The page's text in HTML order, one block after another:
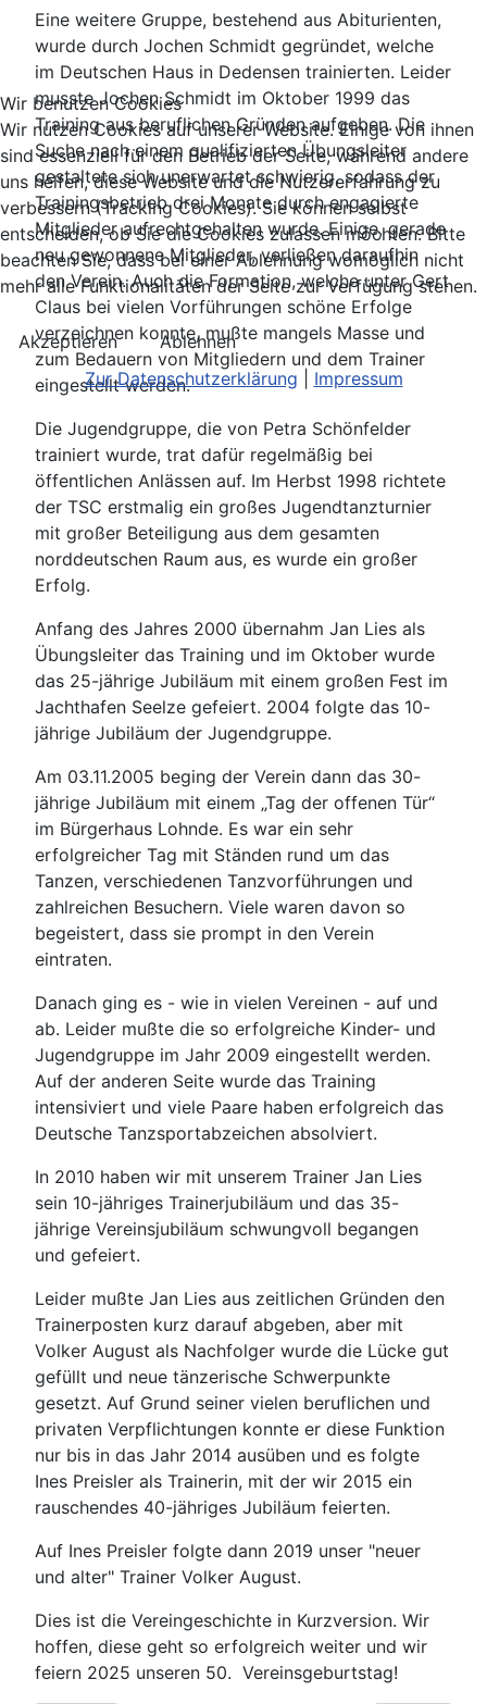
Eine weitere Gruppe, bestehend aus Abiturienten,
wurde durch Jochen Schmidt gegründet, welche
im Deutschen Haus in Dedensen trainierten. Leider
musste Jochen Schmidt im Oktober 1999 das
Training aus beruflichen Gründen aufgeben. Die
Suche nach einem qualifizierten Übungsleiter
gestaltete sich unerwartet schwierig, sodass der
Trainingsbetrieb drei Monate durch engagierte
Mitglieder aufrechtgehalten wurde. Einige, gerade
neu gewonnene Mitglieder, verließen daraufhin
den Verein. Auch die Formation, welche unter Gert
Claus bei vielen Vorführungen schöne Erfolge
verzeichnen konnte, mußte mangels Masse und
zum Bedauern von Mitgliedern und dem Trainer
eingestellt werden.
Die Jugendgruppe, die von Petra Schönfelder
trainiert wurde, trat dafür regelmäßig bei
öffentlichen Anlässen auf. Im Herbst 1998 richtete
der TSC erstmalig ein großes Jugendtanzturnier
mit großer Beteiligung aus dem gesamten
norddeutschen Raum aus, es wurde ein großer
Erfolg.
Anfang des Jahres 2000 übernahm Jan Lies als
Übungsleiter das Training und im Oktober wurde
das 25-jährige Jubiläum mit einem großen Fest im
Jachthafen Seelze gefeiert. 2004 folgte das 10-
jährige Jubiläum der Jugendgruppe.
Am 03.11.2005 beging der Verein dann das 30-
jährige Jubiläum mit einem „Tag der offenen Tür“
im Bürgerhaus Lohnde. Es war ein sehr
erfolgreicher Tag mit Ständen rund um das
Tanzen, verschiedenen Tanzvorführungen und
zahlreichen Besuchern. Viele waren davon so
begeistert, dass sie prompt in den Verein
eintraten.
Danach ging es - wie in vielen Vereinen - auf und
ab. Leider mußte die so erfolgreiche Kinder- und
Jugendgruppe im Jahr 2009 eingestellt werden.
Auf der anderen Seite wurde das Training
intensiviert und viele Paare haben erfolgreich das
Deutsche Tanzsportabzeichen absolviert.
In 2010 haben wir mit unserem Trainer Jan Lies
sein 10-jähriges Trainerjubiläum und das 35-
jährige Vereinsjubiläum schwungvoll begangen
und gefeiert.
Leider mußte Jan Lies aus zeitlichen Gründen den
Trainerposten kurz darauf abgeben, aber mit
Volker August als Nachfolger wurde die Lücke gut
gefüllt und neue tänzerische Schwerpunkte
gesetzt. Auf Grund seiner vielen beruflichen und
privaten Verpflichtungen konnte er diese Funktion
nur bis in das Jahr 2014 ausüben und es folgte
Ines Preisler als Trainerin, mit der wir 2015 ein
rauschendes 40-jähriges Jubiläum feierten.
Auf Ines Preisler folgte dann 2019 unser "neuer
und alter" Trainer Volker August.
Dies ist die Vereingeschichte in Kurzversion. Wir
hoffen, diese geht so erfolgreich weiter und wir
feiern 2025 unseren 50. Vereinsgeburtstag!
Wir benutzen Cookies
Wir nutzen Cookies auf unserer Website. Einige von ihnen
sind essenziell für den Betrieb der Seite, während andere
uns helfen, diese Website und die Nutzererfahrung zu
verbessern (Tracking Cookies). Sie können selbst
entscheiden, ob Sie die Cookies zulassen möchten. Bitte
beachten Sie, dass bei einer Ablehnung womöglich nicht
mehr alle Funktionalitäten der Seite zur Verfügung stehen.
Akzeptieren
Ablehnen
Zur Datenschutzerklärung
Impressum